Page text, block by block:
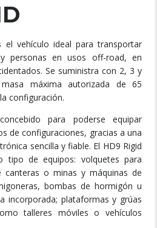
el vehículo ideal para transportar
personas en usos off-road, en
Se suministra con 2, 3 y
máxima autorizada de 65
configuración.
para poderse equipar
de configuraciones, gracias a una
sencilla y fiable. El HD9 Rigid
tipo de equipos: volquetes para
canteras o minas y máquinas de
bombas de hormigón u
incorporada; plataformas y grúas
talleres móviles o vehículos